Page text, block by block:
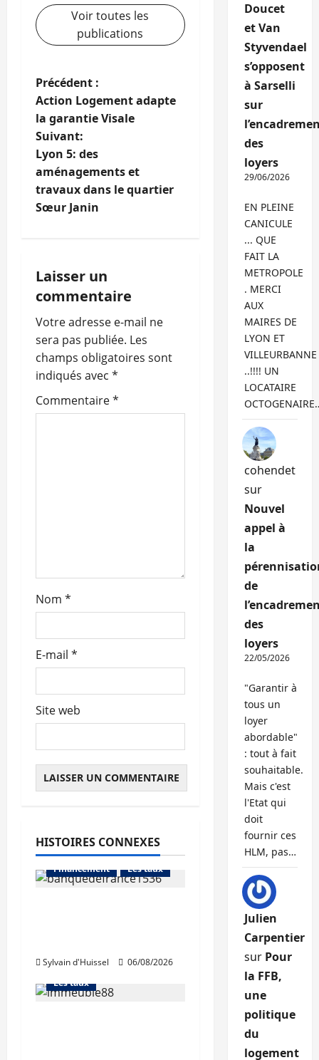
Voir toutes les
publications
N
a
v
i
g
t
i
o
n
d
’
l
Précédent :
Action Logement adapte
la garantie Visale
Suivant:
Lyon 5: des
aménagements et
travaux dans le quartier
Sœur Janin
Laisser un
commentaire
Votre adresse e-mail ne
sera pas publiée. Les
champs obligatoires sont
indiqués avec *
Commentaire*
Nom *
E-mail *
Site web
HISTOIRES CONNEXES
Abonnés
Financement
Les taux
Sylvain d'Huissel 06/08/2026
L'avis des courtiers
Les taux
Doucet
et Van
Styvendael
s’opposent
à Sarselli
sur
des
loyers
29/06/2026
EN PLEINE
CANICULE
... QUE
FAIT LA
METROPOLE
. MERCI
AUX
MAIRES DE
LYON ET
VILLEURBANNE
..!!!! UN
LOCATAIRE
cohendet
sur
Nouvel
appel à
la
de
des
loyers
22/05/2026
"Garantir à
tous un
loyer
abordable"
: tout à fait
souhaitable.
Mais c'est
l'Etat qui
doit
fournir ces
HLM, pas…
Julien
Carpentier
sur Pour
la FFB,
une
politique
du
logement